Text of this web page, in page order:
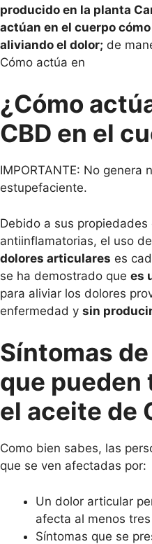
producido en la planta
actúan en el cuerpo
aliviando el dolor; de
Cómo actúa en
¿Cómo
CBD en el
IMPORTANTE: No genera
estupefaciente.
Debido a sus propiedades
antiinflamatorias, el uso de
dolores articulares es
se ha demostrado que es
para aliviar los dolores
enfermedad y sin
Síntomas
que pueden
el aceite de
Como bien sabes, las
que se ven afectadas por:
Un dolor articular
afecta al menos
Síntomas que se